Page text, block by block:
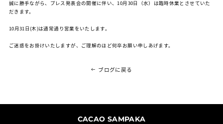
誠に勝手ながら、プレス発表会の開催に伴い、10月30日（水）は臨時休業とさせていた
だきます。
10月31日(木)は通常通り営業をいたします。
ご迷惑をお掛けいたしますが、ご理解のほど何卒お願い申しあげます。
ブログに戻る
CACAO SAMPAKA